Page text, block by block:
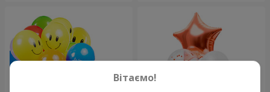
Вітаємо!